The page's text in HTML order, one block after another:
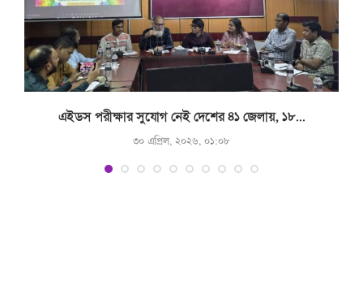
এইডস পরীক্ষার সুযোগ নেই দেশের ৪১ জেলায়, ১৮...
৩০ এপ্রিল, ২০২৬, ০১:০৮